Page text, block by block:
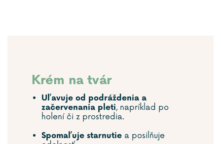
Krém na tvár
Uľavuje od podráždenia a
začervenania pleti, napríklad po
holení či z prostredia.
Spomaľuje starnutie a posilňuje